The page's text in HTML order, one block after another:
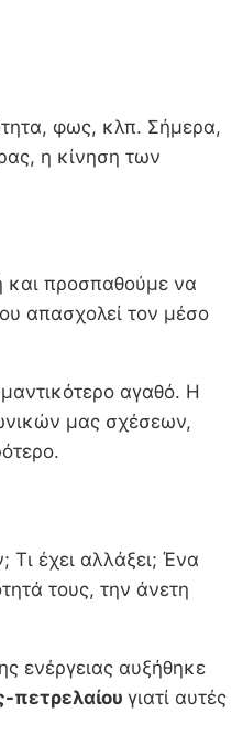
φως, κλπ. Σήμερα,
η κίνηση των
και προσπαθούμε να
απασχολεί τον μέσο
αγαθό. Η
μας σχέσεων,
Τι έχει αλλάξει; Ένα
τους, την άνετη
ενέργειας αυξήθηκε
πετρελαίου γιατί αυτές